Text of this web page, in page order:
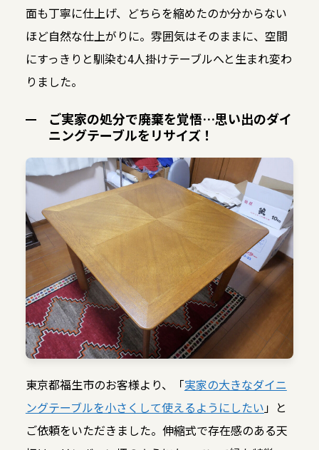
面も丁寧に仕上げ、どちらを縮めたのか分からない
ほど自然な仕上がりに。雰囲気はそのままに、空間
にすっきりと馴染む4人掛けテーブルへと生まれ変わ
りました。
ご実家の処分で廃棄を覚悟…思い出のダイ
ニングテーブルをリサイズ！
東京都福生市のお客様より、「実家の大きなダイニ
ングテーブルを小さくして使えるようにしたい」と
ご依頼をいただきました。伸縮式で存在感のある天